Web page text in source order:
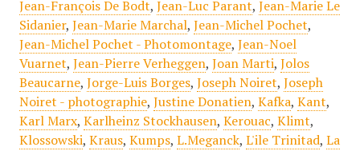
Jean-François De Bodt, Jean-Luc Parant, Jean-Marie Le
Sidanier, Jean-Marie Marchal, Jean-Michel Pochet,
Jean-Michel Pochet - Photomontage, Jean-Noel
Vuarnet, Jean-Pierre Verheggen, Joan Marti, Jolos
Beaucarne, Jorge-Luis Borges, Joseph Noiret, Joseph
Noiret - photographie, Justine Donatien, Kafka, Kant,
Karl Marx, Karlheinz Stockhausen, Kerouac, Klimt,
Klossowski, Kraus, Kumps, L.Meganck, L'ile Trinitad, La